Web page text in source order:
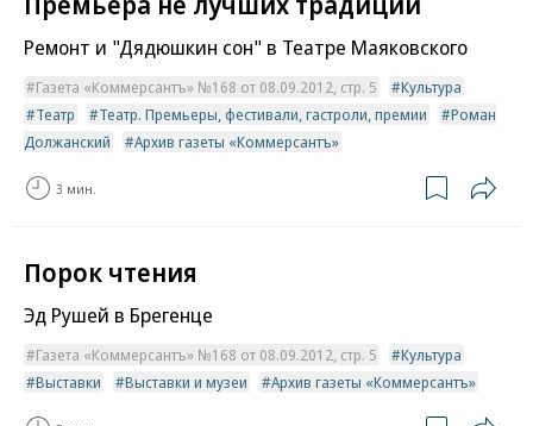
Ремонт и "Дядюшкин сон" в Театре Маяковского
Газета «Коммерсантъ» №168 от 08.09.2012, стр. 5
Культура
Театр
Театр. Премьеры, фестивали, гастроли, премии
Роман
Должанский
Архив газеты «Коммерсантъ»
3 мин.
Порок чтения
Эд Рушей в Брегенце
Газета «Коммерсантъ» №168 от 08.09.2012, стр. 5
Культура
Выставки
Выставки и музеи Архив газеты «Коммерсантъ»